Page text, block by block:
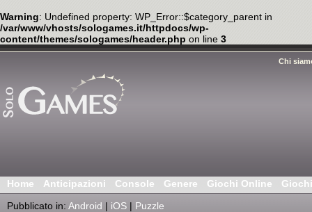
Warning: Undefined property: WP_Error::$category_parent in
/var/www/vhosts/sologames.it/httpdocs/wp-
content/themes/sologames/header.php on line 3
Chi
Home Anticipazioni Console Genere Giochi Online
Pubblicato in: Android | iOS | Puzzle